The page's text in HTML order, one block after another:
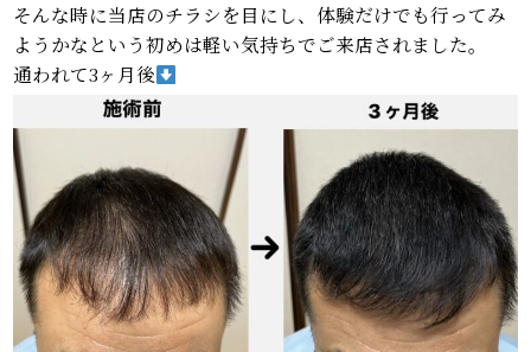
そんな時に当店のチラシを目にし、体験だけでも行ってみ
ようかなという初めは軽い気持ちでご来店されました。
通われて3ヶ月後